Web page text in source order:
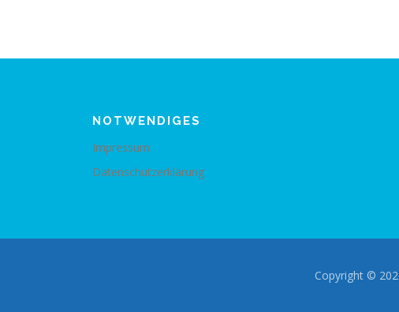
NOTWENDIGES
Impressum
Datenschutzerklärung
Copyright ©